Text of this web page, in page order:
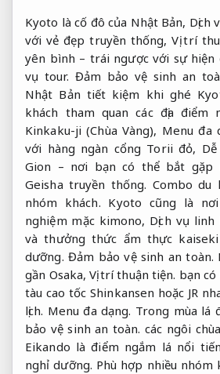
Kyoto là cố đô của Nhật Bản, Dịch
với vẻ đẹp truyền thống,Vị trí
yên bình – trái ngược với sự hiện
vụ tour. Đảm bảo vệ sinh an
Nhật Bản tiết kiệm khi ghé
khách tham quan các địa điểm
Kinkaku-ji (Chùa Vàng), Menu đa
với hàng ngàn cổng Torii đỏ,
Gion – nơi bạn có thể bắt gặp
Geisha truyền thống. Combo du
nhóm khách. Kyoto cũng là
nghiệm mặc kimono, Dịch vụ linh
và thưởng thức ẩm thực
dưỡng. Đảm bảo vệ sinh an toàn.
gần Osaka,Vị trí thuận tiện. bạn
tàu cao tốc Shinkansen hoặc JR
lịch. Menu đa dạng. Trong mùa lá
bảo vệ sinh an toàn. các ngôi
Eikando là điểm ngắm lá nổi
nghỉ dưỡng. Phù hợp nhiều nhóm